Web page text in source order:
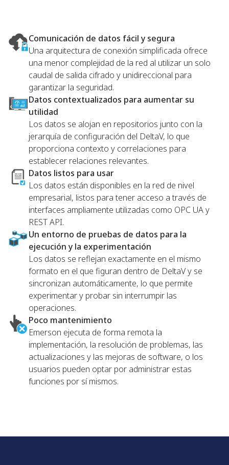
Comunicación de datos fácil y segura
Una arquitectura de conexión simplificada ofrece
una menor complejidad de la red al utilizar un solo
caudal de salida cifrado y unidireccional para
garantizar la seguridad.
Datos contextualizados para aumentar su
utilidad
Los datos se alojan en repositorios junto con la
jerarquía de configuración del DeltaV, lo que
proporciona contexto y correlaciones para
establecer relaciones relevantes.
Datos listos para usar
Los datos están disponibles en la red de nivel
empresarial, listos para tener acceso a través de
interfaces ampliamente utilizadas como OPC UA y
REST API.
Un entorno de pruebas de datos para la
ejecución y la experimentación
Los datos se reflejan exactamente en el mismo
formato en el que figuran dentro de DeltaV y se
sincronizan automáticamente, lo que permite
experimentar y probar sin interrumpir las
operaciones.
Poco mantenimiento
Emerson ejecuta de forma remota la
implementación, la resolución de problemas, las
actualizaciones y las mejoras de software, o los
usuarios pueden optar por administrar estas
funciones por sí mismos.